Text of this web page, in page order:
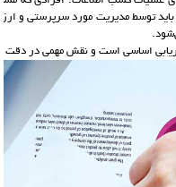
توسط مدیریت مورد سرپرستی و
اساسی است و نقش مهمی در